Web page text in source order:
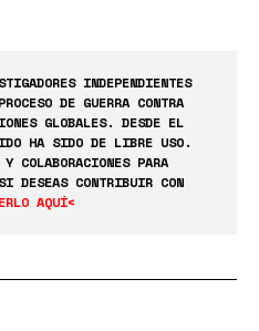
INDEPENDIENTES
DE GUERRA CONTRA
GLOBALES. DESDE EL
HA SIDO DE LIBRE USO.
COLABORACIONES PARA
DESEAS CONTRIBUIR CON
AQUÍ<